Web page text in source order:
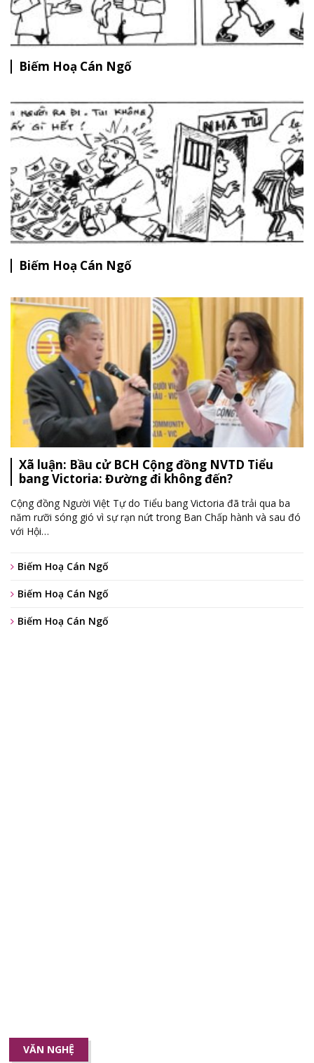
Biếm Hoạ Cán Ngố
Biếm Hoạ Cán Ngố
Xã luận: Bầu cử BCH Cộng đồng NVTD Tiểu
bang Victoria: Đường đi không đến?
Cộng đồng Người Việt Tự do Tiểu bang Victoria đã trải qua ba
năm rưỡi sóng gió vì sự rạn nứt trong Ban Chấp hành và sau đó
với Hội…
Biếm Hoạ Cán Ngố
Biếm Hoạ Cán Ngố
Biếm Hoạ Cán Ngố
VĂN NGHỆ